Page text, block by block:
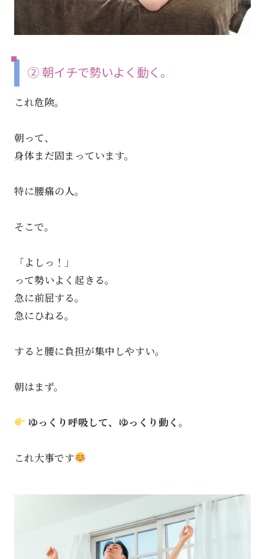
② 朝イチで勢いよく動く。
これ危険。
朝って、
身体まだ固まっています。
特に腰痛の人。
そこで。
「よしっ！」
って勢いよく起きる。
急に前屈する。
急にひねる。
すると腰に負担が集中しやすい。
朝はまず。
ゆっくり呼吸して、ゆっくり動く。
これ大事です